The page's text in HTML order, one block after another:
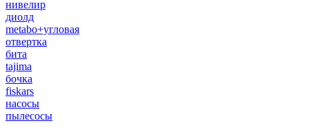
нивелир
диолд
metabo+угловая
отвертка
бита
tajima
бочка
fiskars
насосы
пылесосы